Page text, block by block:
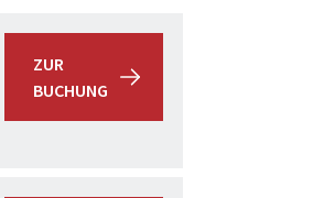
ZUR
BUCHUNG